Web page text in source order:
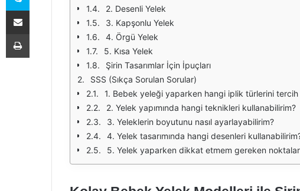
2. Desenli Yelek
3. Kapşonlu Yelek
4. Örgü Yelek
5. Kısa Yelek
Şirin Tasarımlar İçin İpuçları
SSS (Sıkça Sorulan Sorular)
1. Bebek yeleği yaparken hangi iplik türlerini tercih
2. Yelek yapımında hangi teknikleri kullanabilirim?
3. Yeleklerin boyutunu nasıl ayarlayabilirim?
4. Yelek tasarımında hangi desenleri
5. Yelek yaparken dikkat etmem gereken
E-Posta ile paylaş